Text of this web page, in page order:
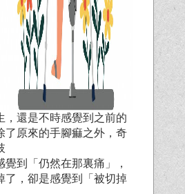
，還是不時感覺到之前的
了原來的手腳痲之外，奇
覺到「仍然在那裏痛」，
了，卻是感覺到「被切掉